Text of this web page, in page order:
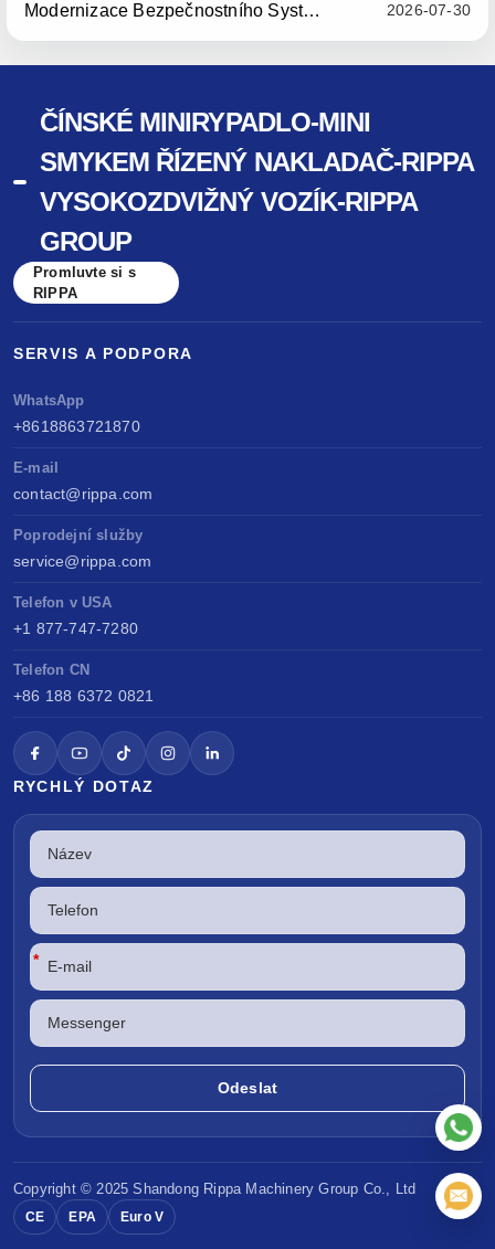
2026-07-30
Modernizace Bezpečnostního Systému Sedadel RIPPA R10/R06 — S Účinností Od 22. Července 2026
ČÍNSKÉ MINIRYPADLO-MINI
SMYKEM ŘÍZENÝ NAKLADAČ-RIPPA
VYSOKOZDVIŽNÝ VOZÍK-RIPPA
GROUP
Promluvte si s
RIPPA
SERVIS A PODPORA
WhatsApp
+8618863721870
E-mail
contact@rippa.com
Poprodejní služby
service@rippa.com
Telefon v USA
+1 877-747-7280
Telefon CN
+86 188 6372 0821
RYCHLÝ DOTAZ
*
Copyright © 2025 Shandong Rippa Machinery Group Co., Ltd
CE EPA Euro V